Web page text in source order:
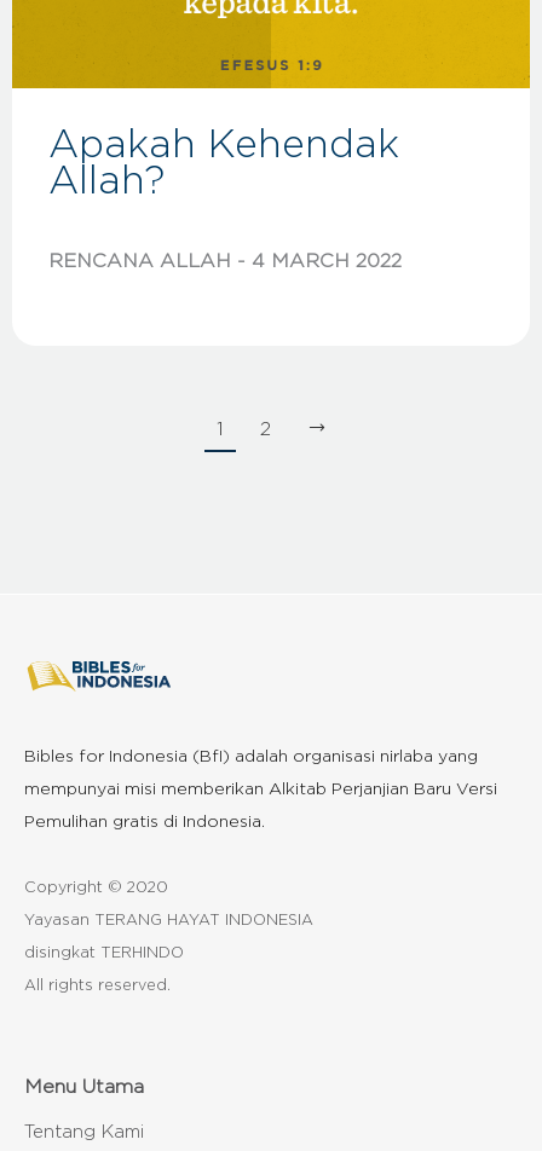
Apakah Kehendak
Allah?
RENCANA ALLAH 4 MARCH 2022
1 2
Bibles for Indonesia (BfI) adalah organisasi nirlaba yang
mempunyai misi memberikan Alkitab Perjanjian Baru Versi
Pemulihan gratis di Indonesia.
Copyright © 2020
Yayasan TERANG HAYAT INDONESIA
disingkat TERHINDO
All rights reserved.
Menu Utama
Tentang Kami